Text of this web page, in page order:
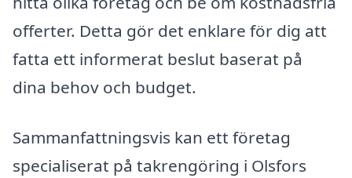
offerter. Detta gör det enklare för dig att
fatta ett informerat beslut baserat på
dina behov och budget.
Sammanfattningsvis kan ett företag
specialiserat på takrengöring i Olsfors